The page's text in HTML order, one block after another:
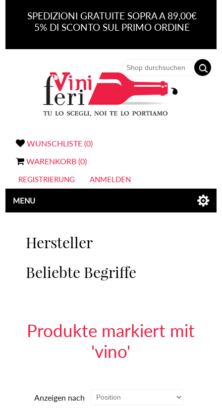
SPEDIZIONI GRATUITE SOPRA A 89,00€
5% DI SCONTO SUL PRIMO ORDINE
WUNSCHLISTE (0)
WARENKORB (0)
REGISTRIERUNG ANMELDEN
MENU
Hersteller
Beliebte Begriffe
Produkte markiert mit
'vino'
Anzeigen nach